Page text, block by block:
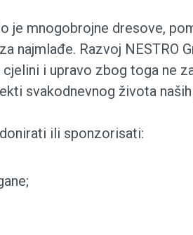
je mnogobrojne dresove,
najmlađe. Razvoj
i upravo zbog toga ne
svakodnevnog života
ili sponzorisati: